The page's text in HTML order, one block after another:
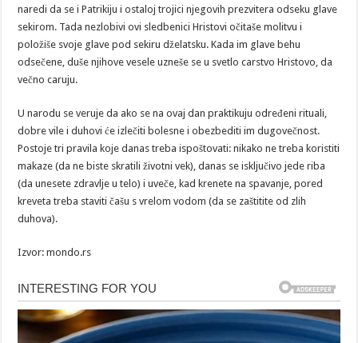
naredi da se i Patrikiju i ostaloj trojici njegovih prezvitera odseku glave
sekirom. Tada nezlobivi ovi sledbenici Hristovi očitaše molitvu i
položiše svoje glave pod sekiru dželatsku. Kada im glave behu
odsečene, duše njihove vesele uzneše se u svetlo carstvo Hristovo, da
večno caruju.
U narodu se veruje da ako se na ovaj dan praktikuju određeni rituali,
dobre vile i duhovi će izlečiti bolesne i obezbediti im dugovečnost.
Postoje tri pravila koje danas treba ispoštovati: nikako ne treba koristiti
makaze (da ne biste skratili životni vek), danas se isključivo jede riba
(da unesete zdravlje u telo) i uveče, kad krenete na spavanje, pored
kreveta treba staviti čašu s vrelom vodom (da se zaštitite od zlih
duhova).
Izvor: mondo.rs